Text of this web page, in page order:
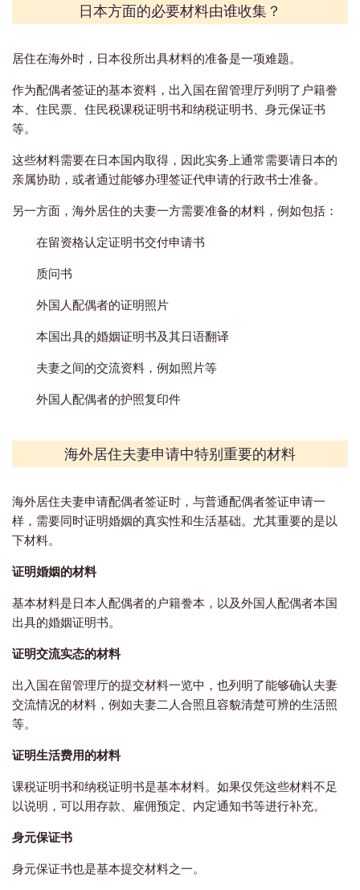
日本方面的必要材料由谁收集？
居住在海外时，日本役所出具材料的准备是一项难题。
作为配偶者签证的基本资料，出入国在留管理厅列明了户籍誊
本、住民票、住民税课税证明书和纳税证明书、身元保证书
等。
这些材料需要在日本国内取得，因此实务上通常需要请日本的
亲属协助，或者通过能够办理签证代申请的行政书士准备。
另一方面，海外居住的夫妻一方需要准备的材料，例如包括：
在留资格认定证明书交付申请书
质问书
外国人配偶者的证明照片
本国出具的婚姻证明书及其日语翻译
夫妻之间的交流资料，例如照片等
外国人配偶者的护照复印件
海外居住夫妻申请中特别重要的材料
海外居住夫妻申请配偶者签证时，与普通配偶者签证申请一
样，需要同时证明婚姻的真实性和生活基础。尤其重要的是以
下材料。
证明婚姻的材料
基本材料是日本人配偶者的户籍誊本，以及外国人配偶者本国
出具的婚姻证明书。
证明交流实态的材料
出入国在留管理厅的提交材料一览中，也列明了能够确认夫妻
交流情况的材料，例如夫妻二人合照且容貌清楚可辨的生活照
等。
证明生活费用的材料
课税证明书和纳税证明书是基本材料。如果仅凭这些材料不足
以说明，可以用存款、雇佣预定、内定通知书等进行补充。
身元保证书
身元保证书也是基本提交材料之一。